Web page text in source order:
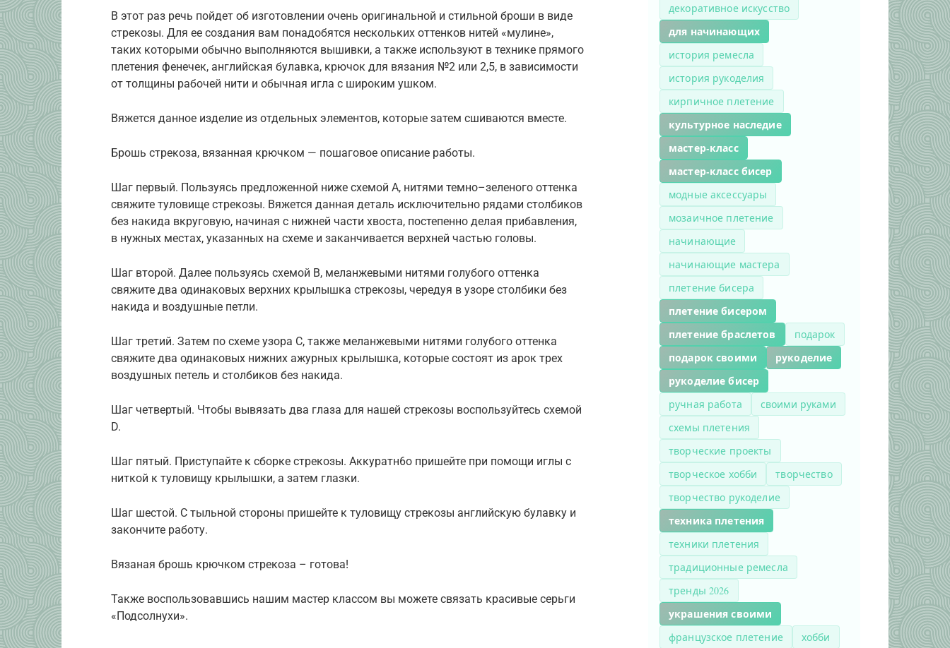
В этот раз речь пойдет об изготовлении очень оригинальной и стильной броши в виде
стрекозы. Для ее создания вам понадобятся нескольких оттенков нитей «мулине»,
таких которыми обычно выполняются вышивки, а также используют в технике прямого
плетения фенечек, английская булавка, крючок для вязания №2 или 2,5, в зависимости
от толщины рабочей нити и обычная игла с широким ушком.
Вяжется данное изделие из отдельных элементов, которые затем сшиваются вместе.
Брошь стрекоза, вязанная крючком — пошаговое описание работы.
Шаг первый. Пользуясь предложенной ниже схемой А, нитями темно–зеленого оттенка
свяжите туловище стрекозы. Вяжется данная деталь исключительно рядами столбиков
без накида вкруговую, начиная с нижней части хвоста, постепенно делая прибавления,
в нужных местах, указанных на схеме и заканчивается верхней частью головы.
Шаг второй. Далее пользуясь схемой В, меланжевыми нитями голубого оттенка
свяжите два одинаковых верхних крылышка стрекозы, чередуя в узоре столбики без
накида и воздушные петли.
Шаг третий. Затем по схеме узора С, также меланжевыми нитями голубого оттенка
свяжите два одинаковых нижних ажурных крылышка, которые состоят из арок трех
воздушных петель и столбиков без накида.
Шаг четвертый. Чтобы вывязать два глаза для нашей стрекозы воспользуйтесь схемой
D.
Шаг пятый. Приступайте к сборке стрекозы. Аккуратн6о пришейте при помощи иглы с
ниткой к туловищу крылышки, а затем глазки.
Шаг шестой. С тыльной стороны пришейте к туловищу стрекозы английскую булавку и
закончите работу.
Вязаная брошь крючком стрекоза – готова!
Также воспользовавшись нашим мастер классом вы можете связать красивые серьги
«Подсолнухи».
декоративное искусство
для начинающих
история ремесла
история рукоделия
кирпичное плетение
культурное наследие
мастер-класс
мастер-класс бисер
модные аксессуары
мозаичное плетение
начинающие
начинающие мастера
плетение бисера
плетение бисером
плетение браслетов
подарок
подарок своими
рукоделие
рукоделие бисер
ручная работа
своими руками
схемы плетения
творческие проекты
творческое хобби
творчество
творчество рукоделие
техника плетения
техники плетения
традиционные ремесла
тренды 2026
украшения своими
французское плетение
хобби